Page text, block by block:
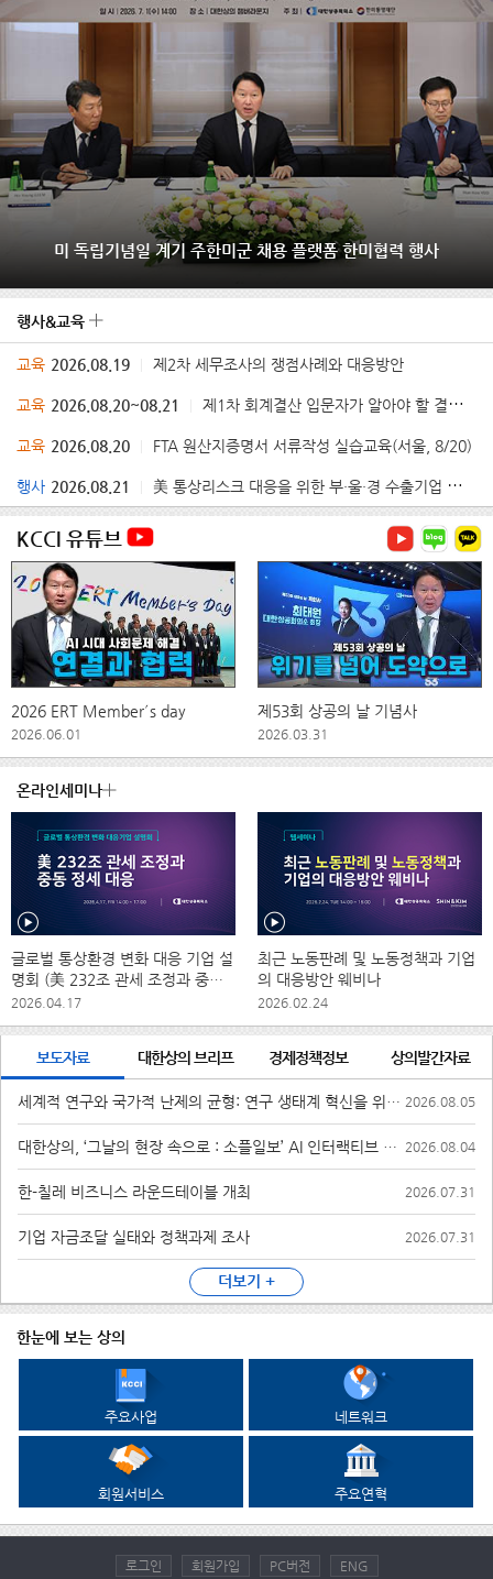
미 독립기념일 계기 주한미군 채용 플랫폼 한미협력 행사
행사&교육
교육 2026.08.19 제2차 세무조사의 쟁점사례와 대응방안
교육 2026.08.20~08.21 제1차 회계결산 입문자가 알아야 할 결산 체크리스트 과정
교육 2026.08.20 FTA 원산지증명서 서류작성 실습교육(서울, 8/20)
행사 2026.08.21 美 통상리스크 대응을 위한 부·울·경 수출기업 설명회 및 1:1 컨설팅
KCCI 유튜브
2026 ERT Member´s day
2026.06.01
제53회 상공의 날 기념사
2026.03.31
온라인세미나
글로벌 통상환경 변화 대응 기업 설
명회 (美 232조 관세 조정과 중동
정세 대응)
2026.04.17
최근 노동판례 및 노동정책과 기업
의 대응방안 웨비나
2026.02.24
보도자료 대한상의 브리프 경제정책정보 상의발간자료
세계적 연구와 국가적 난제의 균형: 연구 생태계 혁신을 위한 인센티브 구조 개편 방안 2026.08.05
대한상의, ‘그날의 현장 속으로 : 소플일보’ AI 인터랙티브 캠페인 실시 2026.08.04
한-칠레 비즈니스 라운드테이블 개최 2026.07.31
기업 자금조달 실태와 정책과제 조사 2026.07.31
더보기 +
한눈에 보는 상의
주요사업 네트워크
회원서비스 주요연혁
로그인 회원가입 PC버전 ENG